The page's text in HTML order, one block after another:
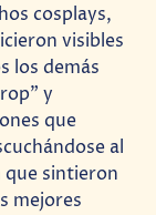
cosplays,
visibles
los demás
y
que
al
que sintieron
mejores